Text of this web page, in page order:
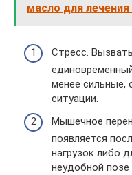
масло для лечения
Стресс.
менее сильные,
ситуации.
Мышечное
появляется
нагрузок либо
неудобной